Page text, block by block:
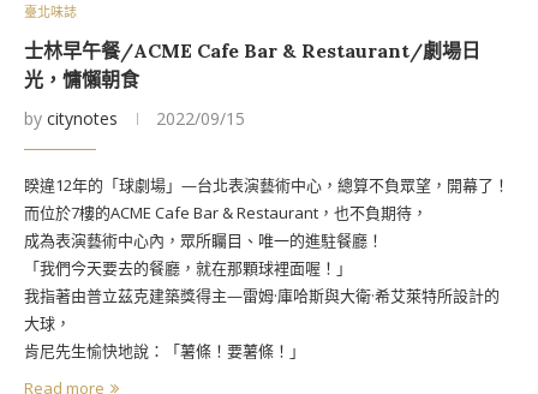
臺北味誌
士林早午餐/ACME Cafe Bar & Restaurant/劇場日
光，慵懶朝食
by citynotes 2022/09/15
睽違12年的「球劇場」—台北表演藝術中心，總算不負眾望，開幕了！
而位於7樓的ACME Cafe Bar & Restaurant，也不負期待，
成為表演藝術中心內，眾所矚目、唯一的進駐餐廳！
「我們今天要去的餐廳，就在那顆球裡面喔！」
我指著由普立茲克建築獎得主—雷姆·庫哈斯與大衛·希艾萊特所設計的
大球，
肯尼先生愉快地說：「薯條！要薯條！」
Read more